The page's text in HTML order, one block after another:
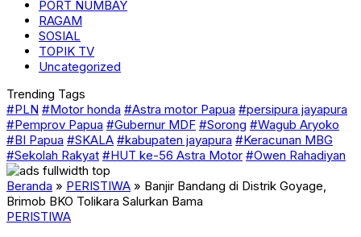
PORT NUMBAY
RAGAM
SOSIAL
TOPIK TV
Uncategorized
Trending Tags
#PLN #Motor honda #Astra motor Papua #persipura jayapura
#Pemprov Papua #Gubernur MDF #Sorong #Wagub Aryoko
#BI Papua #SKALA #kabupaten jayapura #Keracunan MBG
#Sekolah Rakyat #HUT ke-56 Astra Motor #Owen Rahadiyan
Beranda » PERISTIWA » Banjir Bandang di Distrik Goyage,
Brimob BKO Tolikara Salurkan Bama
PERISTIWA